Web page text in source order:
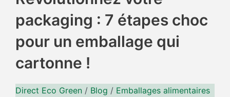
packaging : 7 étapes choc
pour un emballage qui
cartonne !
Direct Eco Green / Blog / Emballages alimentaires